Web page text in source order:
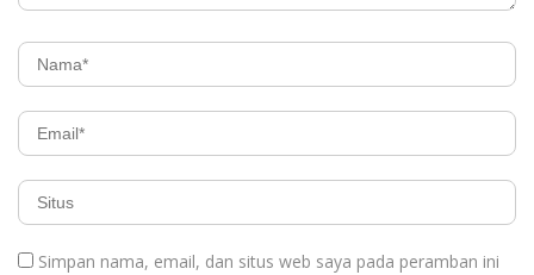
Simpan nama, email, dan situs web saya pada peramban ini